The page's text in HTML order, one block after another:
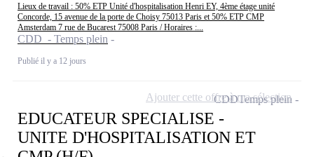
Lieux de travail : 50% ETP Unité d'hospitalisation Henri EY, 4ème étage unité
Concorde, 15 avenue de la porte de Choisy 75013 Paris et 50% ETP CMP
Amsterdam 7 rue de Bucarest 75008 Paris / Horaires :...
CDD - Temps plein
Publié il y a 12 jours
EDUCATEUR SPECIALISE -
UNITE D'HOSPITALISATION ET
CDDTemps plein
Ajouter cette offre à ma sélection